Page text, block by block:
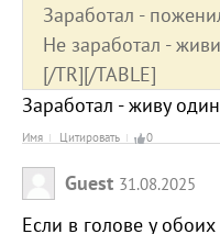
Заработал -
Не заработал -
[/TR][/TABLE]
Заработал - живу
Имя Цитировать 0
Guest 31.08.2025
Если в голове у